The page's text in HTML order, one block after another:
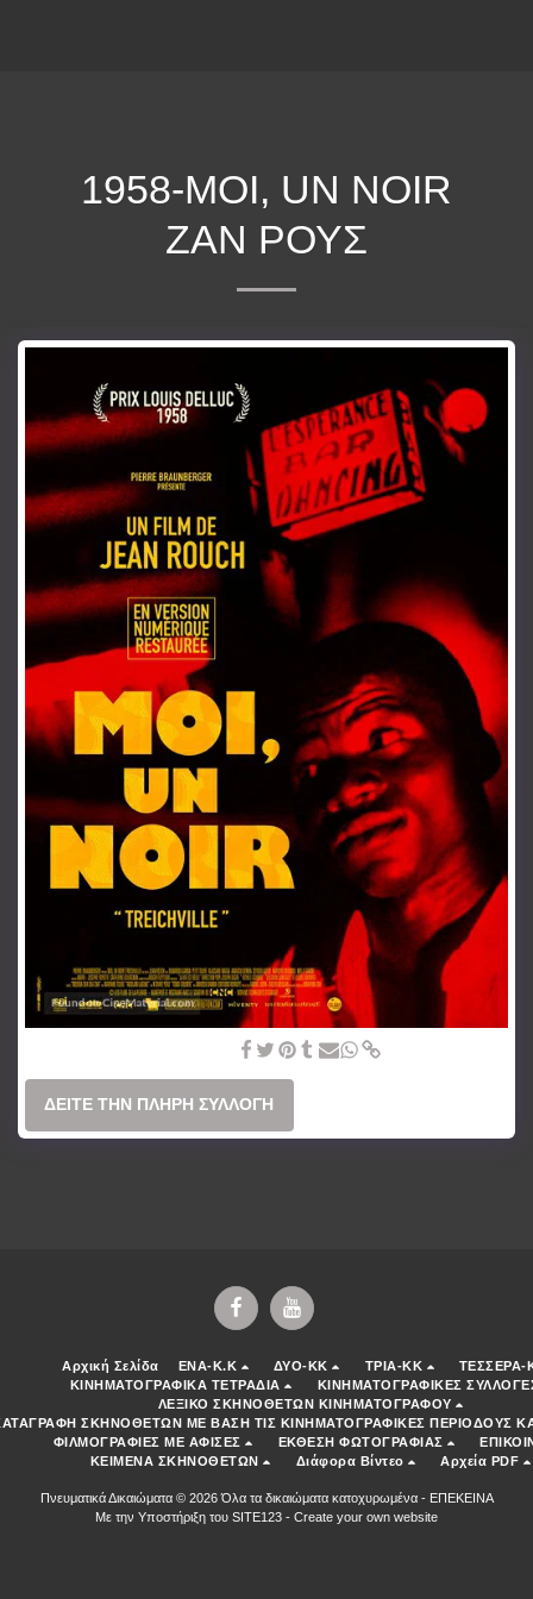
1958-MOI, UN NOIR
ΖΑΝ ΡΟΥΣ
ΔΕΊΤΕ ΤΗΝ ΠΛΉΡΗ ΣΥΛΛΟΓΉ
Αρχική Σελίδα ENA-K.K ΔΥΟ-ΚΚ ΤΡΙΑ-ΚΚ
ΤΕΣΣΕΡΑ-
ΚΙΝΗΜΑΤΟΓΡΑΦΙΚΑ ΤΕΤΡΑΔΙΑ
ΚΙΝΗΜΑΤΟΓΡΑΦΙΚΕΣ
ΛΕΞΙΚΟ ΣΚΗΝΟΘΕΤΩΝ ΚΙΝΗΜΑΤΟΓΡΑΦΟΥ
ΣΚΗΝΟΘΕΤΩΝ ΜΕ ΒΑΣΗ ΤΙΣ ΚΙΝΗΜΑΤΟΓΡΑΦΙΚΕΣ ΠΕΡΙΟΔΟΥΣ
ΦΙΛΜΟΓΡΑΦΙΕΣ ΜΕ ΑΦΙΣΕΣ
ΕΚΘΕΣΗ ΦΩΤΟΓΡΑΦΙΑΣ
ΚΕΙΜΕΝΑ ΣΚΗΝΟΘΕΤΩΝ
Διάφορα Βίντεο Αρχεία PDF
Πνευματικά Δικαιώματα © 2026 Όλα τα δικαιώματα κατοχυρωμένα - ΕΠΕΚΕΙΝΑ
Με την Υποστήριξη του SITE123 - Create your own website